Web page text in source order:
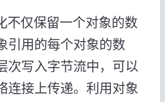
仅保留一个对象的数
引用的每个对象的数
次写入字节流中，可以
连接上传递。利用对象